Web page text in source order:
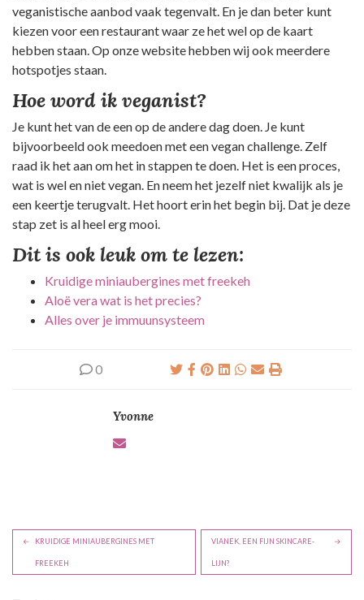
veganistische aanbod vaak tegenvalt. En je dan beter kunt
kiezen voor een restaurant waar ze het wel op de kaart
hebben staan. Op onze website hebben wij ook meerdere
hotspotjes staan.
Hoe word ik veganist?
Je kunt het van de een op de andere dag doen. Je kunt
bijvoorbeeld ook meedoen met een vegan challenge. Zelf
raad ik het aan om het in stappen te doen. Het is een proces,
wat is wel en niet vegan. En neem het jezelf niet kwalijk als je
een keertje terugvalt. Het hoort erin het begin bij. Dat je deze
stap zet is al heel erg mooi.
Dit is ook leuk om te lezen:
Kruidige miniaubergines met freekeh
Aloë vera wat is het precies?
Alles over je immuunsysteem
0
Yvonne
B
KRUIDIGE MINIAUBERGINES MET
FREEKEH
VIANEK, EEN FIJN SKINCARE-
LIJN?